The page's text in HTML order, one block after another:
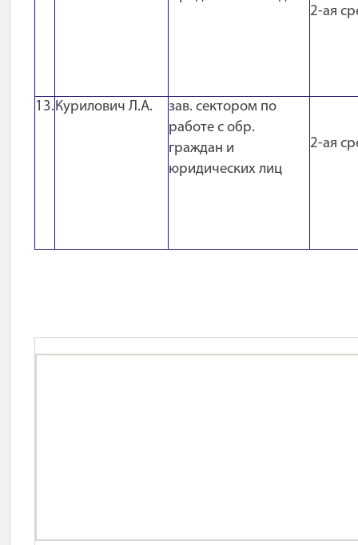
2-ая
13.Курилович Л.А.
зав. сектором по
работе с обр.
граждан и
юридических лиц
2-ая